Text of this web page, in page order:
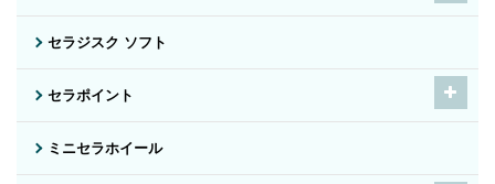
セラジスク ソフト
セラポイント
ミニセラホイール